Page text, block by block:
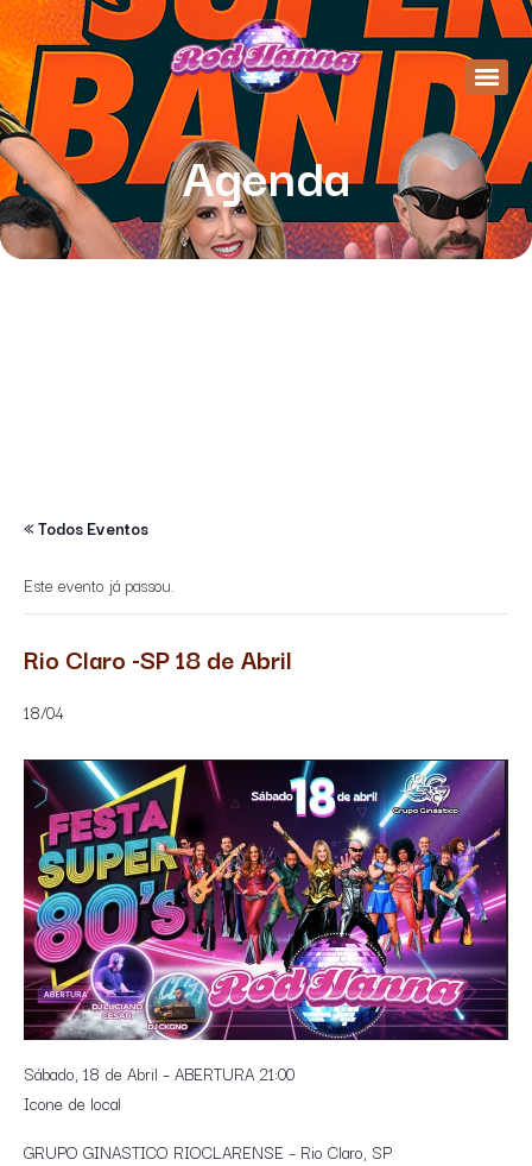
Agenda
« Todos Eventos
Este evento já passou.
Rio Claro -SP 18 de Abril
18/04
Sábado, 18 de Abril – ABERTURA 21:00
Icone de local
GRUPO GINASTICO RIOCLARENSE – Rio Claro, SP